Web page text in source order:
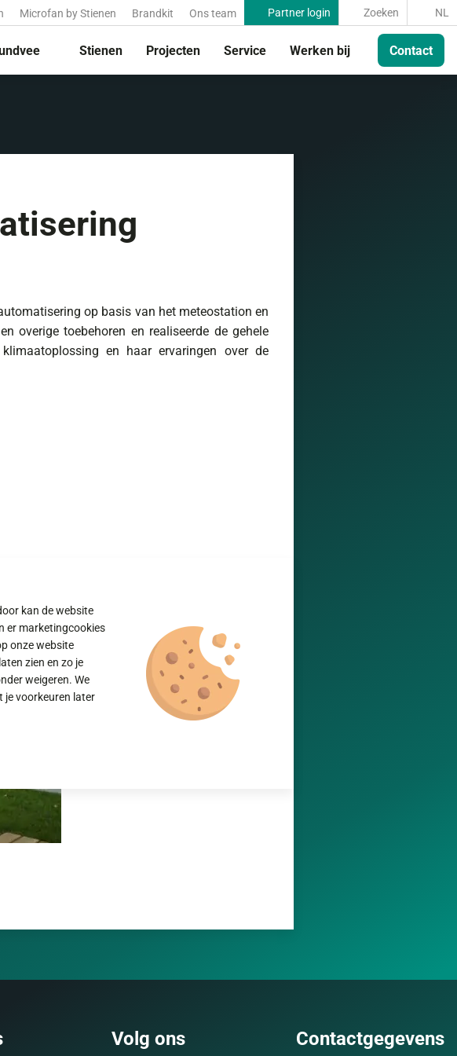
Microfan by Stienen Brandkit Ons team Partner login Zoeken NL
Stienen Projecten Service Werken bij Contact
op basis van het meteostation en
overige toebehoren en realiseerde de gehele
en haar ervaringen over de
Volg ons Contactgegevens
kan de website
er marketingcookies
onze website
zien en zo je
weigeren. We
je voorkeuren later